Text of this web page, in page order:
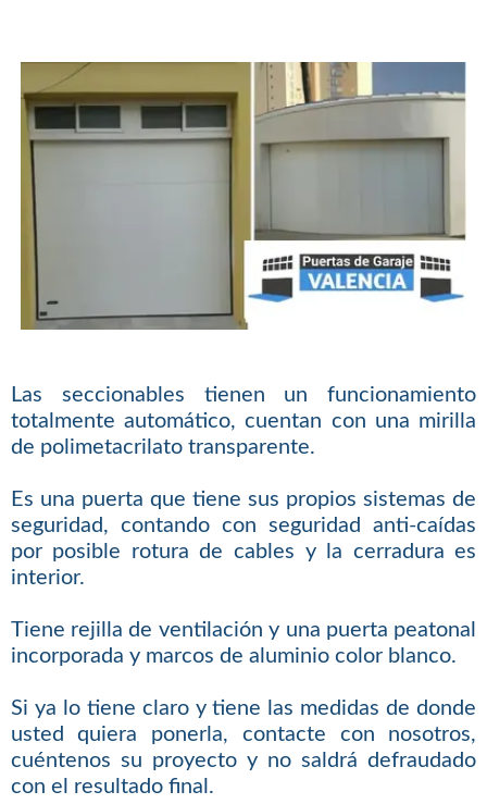
Las seccionables tienen un funcionamiento
totalmente automático, cuentan con una mirilla
de polimetacrilato transparente.
Es una puerta que tiene sus propios sistemas de
seguridad, contando con seguridad anti-caídas
por posible rotura de cables y la cerradura es
interior.
Tiene rejilla de ventilación y una puerta peatonal
incorporada y marcos de aluminio color blanco.
Si ya lo tiene claro y tiene las medidas de donde
usted quiera ponerla, contacte con nosotros,
cuéntenos su proyecto y no saldrá defraudado
con el resultado final.